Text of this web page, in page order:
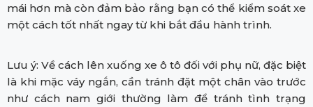
mái hơn mà còn đảm bảo rằng bạn có thể kiểm soát xe
một cách tốt nhất ngay từ khi bắt đầu hành trình.
Lưu ý: Về cách lên xuống xe ô tô đối với phụ nữ, đặc biệt
là khi mặc váy ngắn, cần tránh đặt một chân vào trước
như cách nam giới thường làm để tránh tình trạng